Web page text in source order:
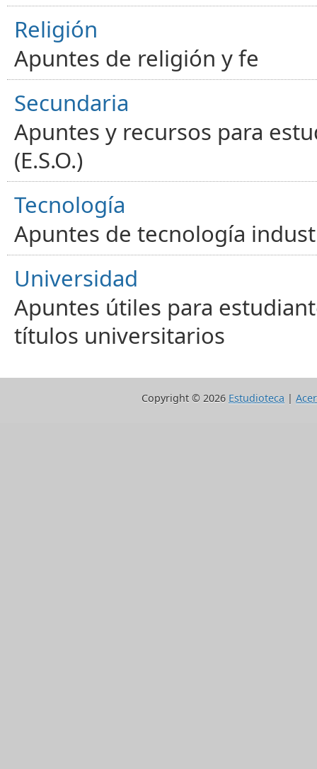
Religión
Apuntes de religión y fe
Secundaria
Apuntes y recursos para
(E.S.O.)
Tecnología
Apuntes de tecnología
Universidad
Apuntes útiles para
títulos universitarios
Copyright © 2026 Estudioteca |